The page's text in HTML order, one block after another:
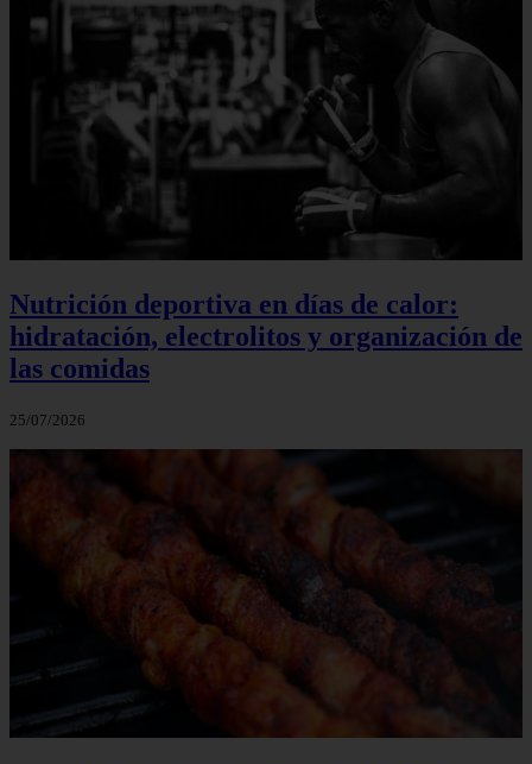
Nutrición deportiva en días de calor:
hidratación, electrolitos y organización de
las comidas
25/07/2026